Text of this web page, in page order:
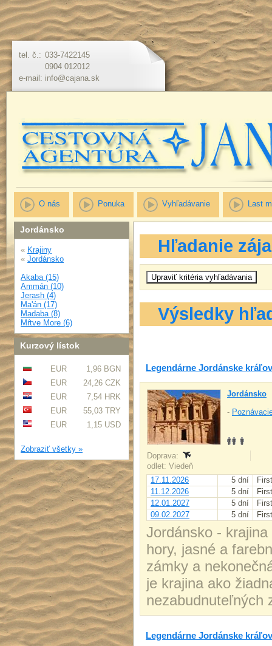
tel. č.: 033-7422145
0904 012012
e-mail: info@cajana.sk
O nás Ponuka Vyhľadávanie Last
Jordánsko
« Krajiny
« Jordánsko
Akaba (15)
Ammán (10)
Jerash (4)
Ma'án (17)
Madaba (8)
Mŕtve More (6)
Kurzový lístok
EUR
1,96 BGN
EUR
24,26 CZK
EUR
7,54 HRK
EUR
55,03 TRY
EUR
1,15 USD
Zobraziť všetky »
Hľadanie
Výsledky
Legendárne Jordánske
Jordánsko
-
Doprava:
odlet: Viedeň
17.11.2026
5 dní
11.12.2026
5 dní
12.01.2027
5 dní
09.02.2027
5 dní
Jordánsko -
hory, jasné a
zámky a
je krajina ako
nezabudnuteľných
Legendárne Jordánske